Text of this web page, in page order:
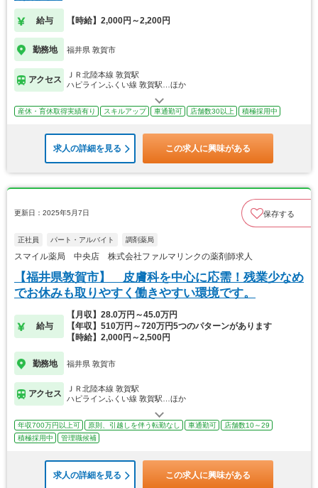
給与 【時給】2,000円～2,200円
勤務地 福井県 敦賀市
アクセス
ＪＲ北陸本線 敦賀駅
ハピラインふくい線 敦賀駅…ほか
産休・育休取得実績有り スキルアップ 車通勤可 店舗数30以上 積極採用中
求人の詳細を見る この求人に興味がある
更新日：2025年5月7日 保存する
正社員 パート・アルバイト 調剤薬局
スマイル薬局 中央店 株式会社ファルマリンクの薬剤師求人
【福井県敦賀市】 皮膚科を中心に応需！残業少なめ
でお休みも取りやすく働きやすい環境です。
給与
【月収】28.0万円～45.0万円
【年収】510万円～720万円5つのパターンがあります
【時給】2,000円～2,500円
勤務地 福井県 敦賀市
アクセス
ＪＲ北陸本線 敦賀駅
ハピラインふくい線 敦賀駅…ほか
年収700万円以上可 原則、引越しを伴う転勤なし 車通勤可
店舗数10～29
積極採用中
管理職候補
求人の詳細を見る この求人に興味がある